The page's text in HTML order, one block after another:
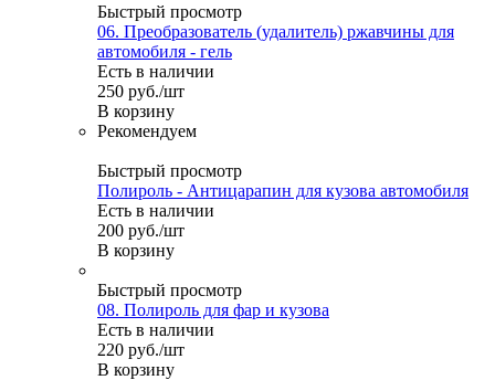
Быстрый просмотр
06. Преобразователь (удалитель) ржавчины для
автомобиля - гель
Есть в наличии
250 руб./шт
В корзину
Рекомендуем
Быстрый просмотр
Полироль - Антицарапин для кузова автомобиля
Есть в наличии
200 руб./шт
В корзину
Быстрый просмотр
08. Полироль для фар и кузова
Есть в наличии
220 руб./шт
В корзину